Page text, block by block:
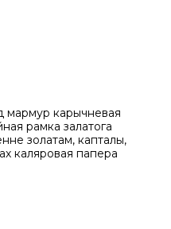
мармур карычневая
рамка залатога
золатам, капталы,
каляровая папера